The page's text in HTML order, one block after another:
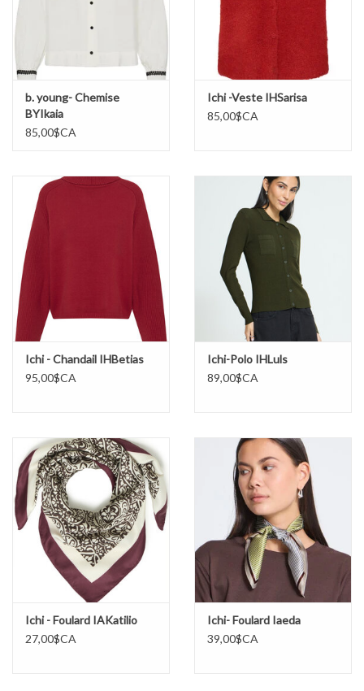
b. young- Chemise
BYIkaia
85,00$CA
Ichi -Veste IHSarisa
85,00$CA
Ichi - Chandail IHBetias
95,00$CA
Ichi-Polo IHLuls
89,00$CA
Ichi - Foulard IAKatilio
27,00$CA
Ichi- Foulard Iaeda
39,00$CA